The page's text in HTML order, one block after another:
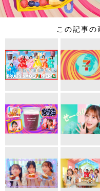
この記事の